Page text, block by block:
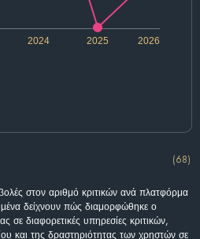
2024 2026
2025
(68)
στον αριθμό κριτικών ανά πλατφόρμα
δείχνουν πώς διαμορφώθηκε ο
σε διαφορετικές υπηρεσίες κριτικών,
και της δραστηριότητας των χρηστών σε